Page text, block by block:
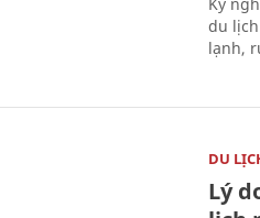
du
lạnh,
DU
Lý